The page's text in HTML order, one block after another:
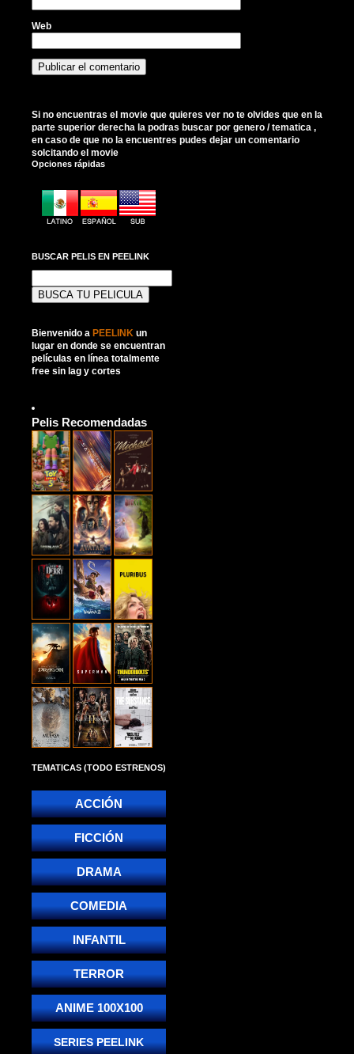
Web
Si no encuentras el movie que quieres ver no te olvides que en la
parte superior derecha la podras buscar por genero / tematica ,
en caso de que no la encuentres pudes dejar un comentario
solcitando el movie
Opciones rápidas
BUSCAR PELIS EN PEELINK
Bienvenido a PEELINK un
lugar en donde se encuentran
películas en línea totalmente
free sin lag y cortes
Pelis Recomendadas
TEMATICAS (TODO ESTRENOS)
ACCIÓN
FICCIÓN
DRAMA
COMEDIA
INFANTIL
TERROR
ANIME 100X100
SERIES PEELINK